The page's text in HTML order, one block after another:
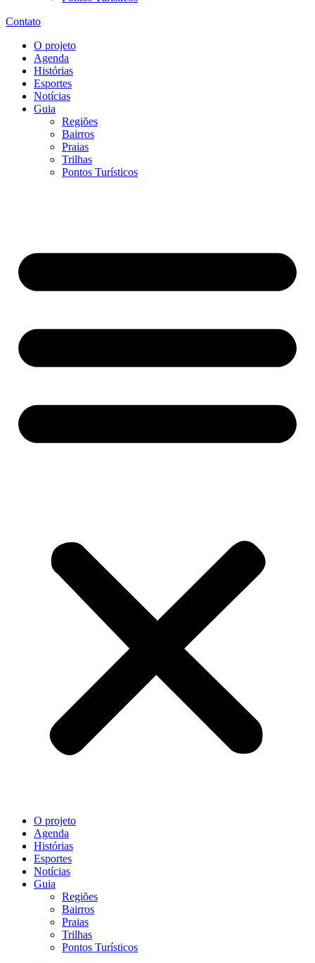
Contato
O projeto
Agenda
Histórias
Esportes
Notícias
Guia
Regiões
Bairros
Praias
Trilhas
Pontos Turísticos
O projeto
Agenda
Histórias
Esportes
Notícias
Guia
Regiões
Bairros
Praias
Trilhas
Pontos Turísticos